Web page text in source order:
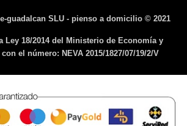
guadalcan SLU - pienso a domicilio © 2021
Ley 18/2014 del Ministerio de Economía y
el número: NEVA 2015/1827/07/19/2/V